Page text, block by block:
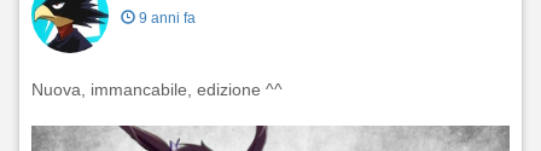
9 anni fa
Nuova, immancabile, edizione ^^